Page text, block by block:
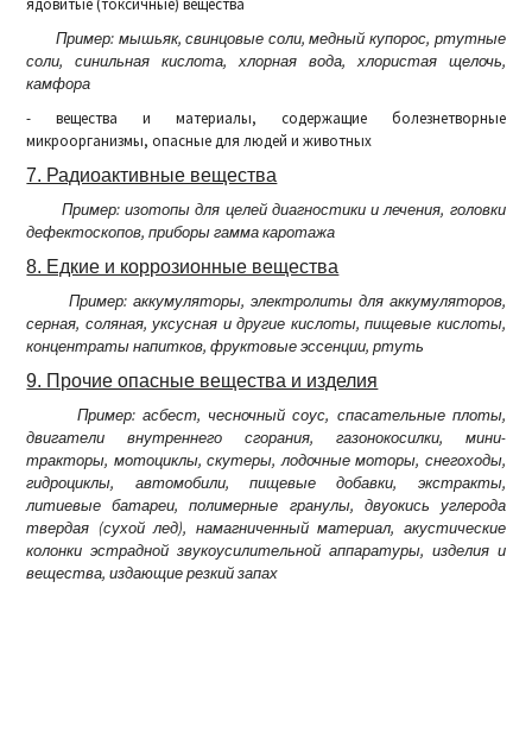
ядовитые (токсичные) вещества
Пример: мышьяк, свинцовые соли, медный купорос, ртутные
соли, синильная кислота, хлорная вода, хлористая щелочь,
камфора
- вещества и материалы, содержащие болезнетворные
микроорганизмы, опасные для людей и животных
7. Радиоактивные вещества
Пример: изотопы для целей диагностики и лечения, головки
дефектоскопов, приборы гамма каротажа
8. Едкие и коррозионные вещества
Пример: аккумуляторы, электролиты для аккумуляторов,
серная, соляная, уксусная и другие кислоты, пищевые кислоты,
концентраты напитков, фруктовые эссенции, ртуть
9. Прочие опасные вещества и изделия
Пример: асбест, чесночный соус, спасательные плоты,
двигатели внутреннего сгорания, газонокосилки, мини-
тракторы, мотоциклы, скутеры, лодочные моторы, снегоходы,
гидроциклы, автомобили, пищевые добавки, экстракты,
литиевые батареи, полимерные гранулы, двуокись углерода
твердая (сухой лед), намагниченный материал, акустические
колонки эстрадной звукоусилительной аппаратуры, изделия и
вещества, издающие резкий запах